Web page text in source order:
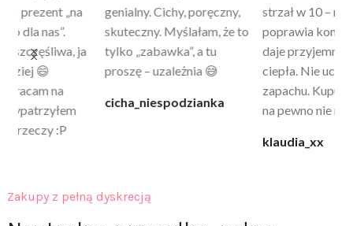
genialny. Cichy, poręczny,
skuteczny. Myślałam, że to
tylko „zabawka”, a tu
proszę – uzależnia 😅
cicha_niespodzianka
strzał w 10 – nie tylko
poprawia komfort, ale też
daje przyjemne uczucie
ciepła. Nie uczula, bez
zapachu. Kupuję już 3 raz i
na pewno nie raz kupie
Zakupy z pełną dyskrecją